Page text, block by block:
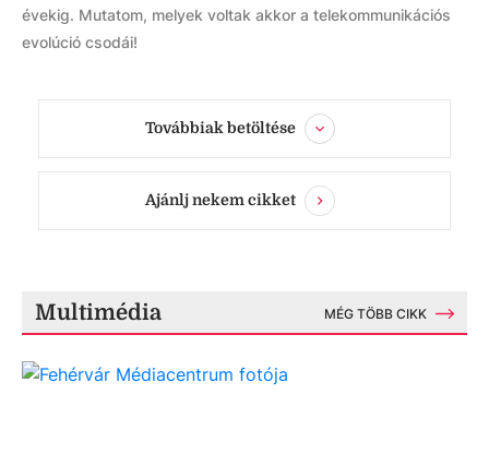
évekig. Mutatom, melyek voltak akkor a telekommunikációs
evolúció csodái!
Továbbiak betöltése
Ajánlj nekem cikket
Multimédia MÉG TÖBB CIKK